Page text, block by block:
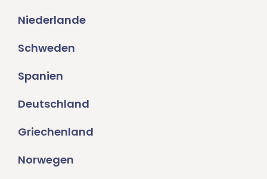
Niederlande
Schweden
Spanien
Deutschland
Griechenland
Norwegen